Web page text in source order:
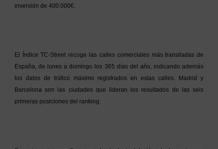
inversión de 400.000€.
El Índice TC-Street recoge las calles comerciales más transitadas de
España, de lunes a domingo los 365 días del año, indicando además
los datos de tráfico máximo registrados en estas calles. Madrid y
Barcelona son las ciudades que lideran los resultados de las seis
primeras posiciones del ranking.